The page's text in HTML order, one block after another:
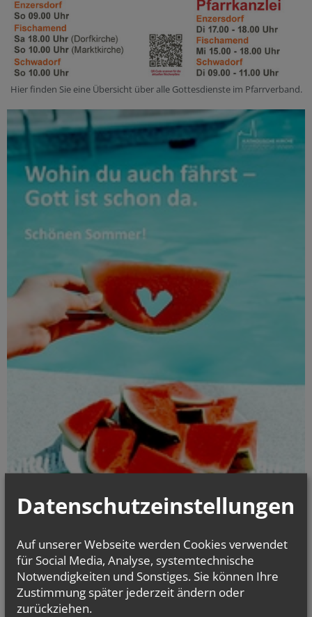
Hier finden Sie eine Übersicht über alle Gottesdienste im Pfarrverband.
Im Jahreskreis
TERMINE IN FISCHAMEND
Datenschutzeinstellungen
Auf unserer Webseite werden Cookies verwendet
für Social Media, Analyse, systemtechnische
Notwendigkeiten und Sonstiges. Sie können Ihre
Zustimmung später jederzeit ändern oder
zurückziehen.